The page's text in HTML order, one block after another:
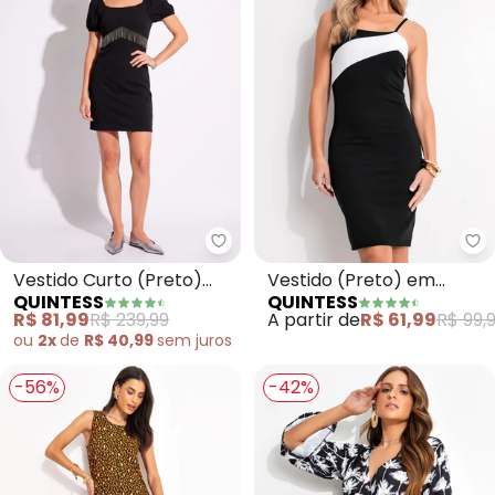
Quintess - Vestido Curto
Vestido Curto (Preto)
com Franjas de Metal
QUINTESS
R$ 81,99R$ 239,99
ou 2xde R$ 40,99sem juros
Vestido (Preto) em
Malha Crepe
QUINTESS
A partir deR$ 61,99R$
-56% -42%